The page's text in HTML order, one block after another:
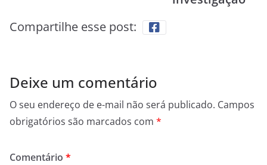
Compartilhe esse post:
Deixe um comentário
O seu endereço de e-mail não será publicado. Campos
obrigatórios são marcados com *
Comentário *